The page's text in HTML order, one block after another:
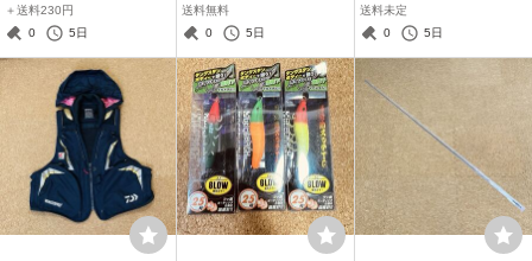
麗 磯釣り フカセ釣り 玉枠
玉網 タモ枠
＋送料230円
0
5日
ナー M ブラック 12×39×2
6.5cm 美品
送料無料
0
5日
ルレンジ 85TZ/Nano 2ピ
ース スピニングモデル 綺
送料未定
0
5日